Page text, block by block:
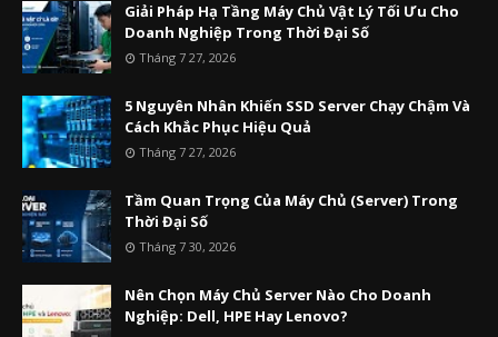
Giải Pháp Hạ Tầng Máy Chủ Vật Lý Tối Ưu Cho
Doanh Nghiệp Trong Thời Đại Số
Tháng 7 27, 2026
5 Nguyên Nhân Khiến SSD Server Chạy Chậm Và
Cách Khắc Phục Hiệu Quả
Tháng 7 27, 2026
Tầm Quan Trọng Của Máy Chủ (Server) Trong
Thời Đại Số
Tháng 7 30, 2026
Nên Chọn Máy Chủ Server Nào Cho Doanh
Nghiệp: Dell, HPE Hay Lenovo?